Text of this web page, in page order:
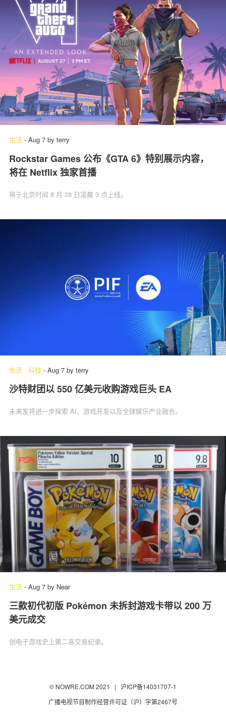
生活 - Aug 7 by terry
Rockstar Games 公布《GTA 6》特别展示内容，
将在 Netflix 独家首播
将于北京时间 8 月 28 日凌晨 3 点上线。
生活 . 科技 - Aug 7 by terry
沙特财团以 550 亿美元收购游戏巨头 EA
未来发将进一步探索 AI、游戏开发以及全球娱乐产业融合。
生活 - Aug 7 by Near
三款初代初版 Pokémon 未拆封游戏卡带以 200 万
美元成交
创电子游戏史上第二高交易纪录。
© NOWRE.COM 2021 | 沪ICP备14031707-1
广播电视节目制作经营许可证（沪）字第2467号